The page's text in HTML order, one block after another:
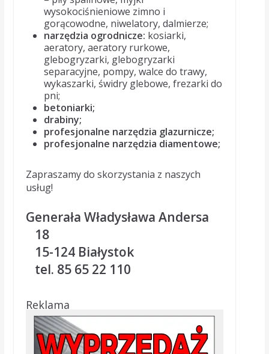
wysokociśnieniowe zimno i
gorącowodne, niwelatory, dalmierze;
narzędzia ogrodnicze: kosiarki,
aeratory, aeratory rurkowe,
glebogryzarki, glebogryzarki
separacyjne, pompy, walce do trawy,
wykaszarki, świdry glebowe, frezarki do
pni;
betoniarki;
drabiny;
profesjonalne narzędzia glazurnicze;
profesjonalne narzędzia diamentowe;
Zapraszamy do skorzystania z naszych
usług!
Generała Władysława Andersa
18
15-124 Białystok
tel. 85 65 22 110
Reklama